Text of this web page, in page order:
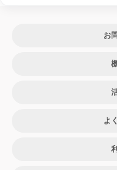
お
よ